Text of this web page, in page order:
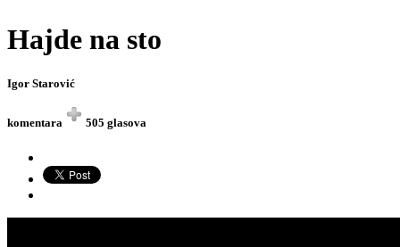
Hajde na sto
Igor Starović
komentara 505 glasova